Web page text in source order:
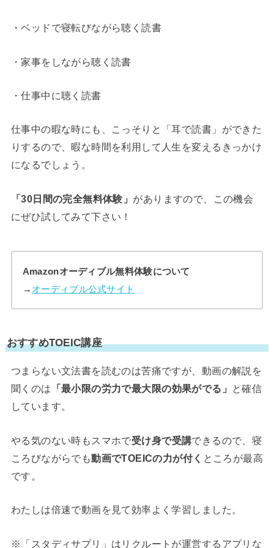
・ベッドで寝転びながら聴く読書
・家事をしながら聴く読書
・仕事中に聴く読書
仕事中の暇な時にも、こっそりと「耳で読書」ができた
りするので、暇な時間を利用して人生を変えるきっかけ
になるでしょう。
「30日間の完全無料体験」 がありますので、この機会
にぜひ試してみて下さい！
Amazonオーディブル無料体験について
→ オーディブル公式サイト
おすすめTOEIC講座
つまらない文法書を読むのは苦痛ですが、動画の解説を
聞くのは 「最小限の労力で最大限の効果がでる」
と確信
しています。
やる気のない時もスマホで受け身で受講できるので、寝
ころびながらでも動画でTOEICの力が付く ところが最高
です。
わたしは倍速で動画を見て効率よく学習しました。
※「スタディサプリ」はリクルートが運営するアプリな